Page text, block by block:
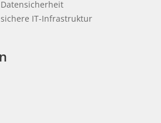
Datensicherheit
sichere IT-Infrastruktur